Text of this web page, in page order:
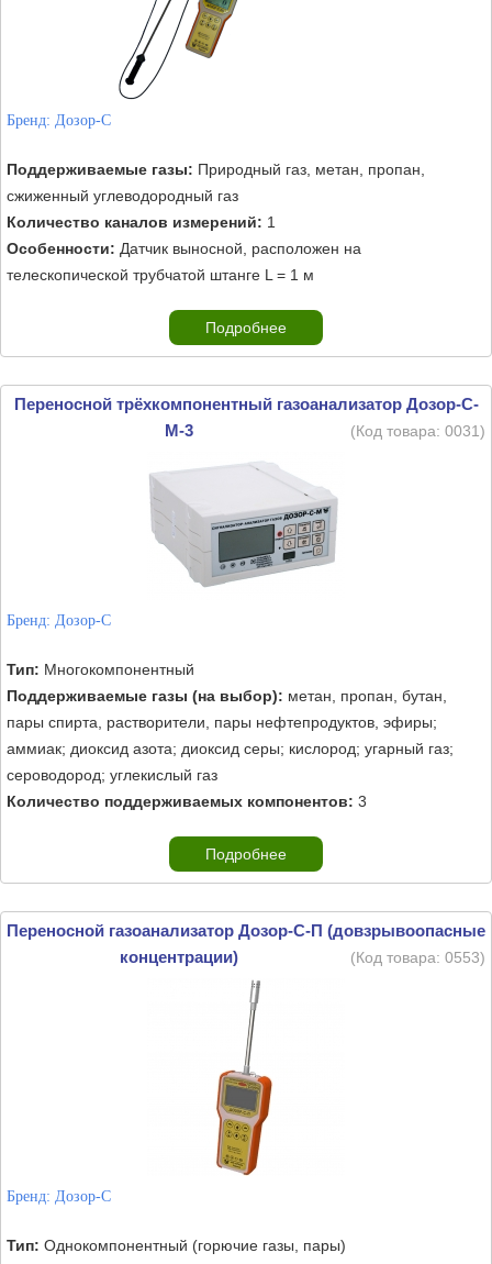
Бренд: Дозор-С
Поддерживаемые газы: Природный газ, метан, пропан,
сжиженный углеводородный газ
Количество каналов измерений: 1
Особенности: Датчик выносной, расположен на
телескопической трубчатой штанге L = 1 м
Подробнее
Переносной трёхкомпонентный газоанализатор Дозор-С-
М-3
(Код товара: 0031)
Бренд: Дозор-С
Тип: Многокомпонентный
Поддерживаемые газы (на выбор): метан, пропан, бутан,
пары спирта, растворители, пары нефтепродуктов, эфиры;
аммиак; диоксид азота; диоксид серы; кислород; угарный газ;
сероводород; углекислый газ
Количество поддерживаемых компонентов: 3
Подробнее
Переносной газоанализатор Дозор-С-П (довзрывоопасные
концентрации)
(Код товара: 0553)
Бренд: Дозор-С
Тип: Однокомпонентный (горючие газы, пары)